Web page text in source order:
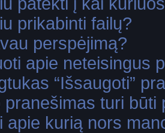
prikabinti failų?
perspėjimą?
apie neteisingus
“Išsaugoti”
pranešimas turi būti
apie kurią nors